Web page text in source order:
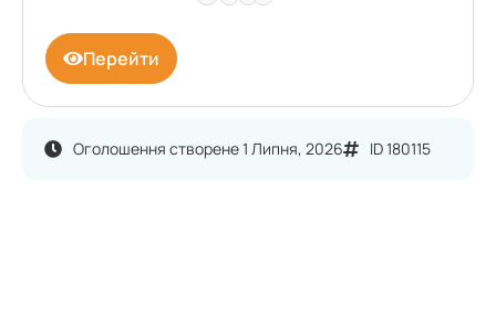
Оголошення створене 1 Липня, 2026 ID 180115
Перейти